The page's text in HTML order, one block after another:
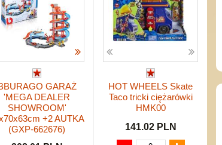
GARAŻ
'MEGA DEALER
SHOWROOM'
+2 AUTKA
(GXP-662676)
HOT WHEELS Skate
Taco tricki ciężarówki
HMK00
141.02 PLN